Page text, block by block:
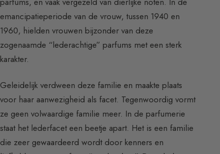
emancipatieperiode van de vrouw, tussen 1940 en
1960, hielden vrouwen bijzonder van deze
zogenaamde “lederachtige” parfums met een sterk
karakter.
Geleidelijk verdween deze familie en maakte plaats
voor haar aanwezigheid als facet. Tegenwoordig vormt
ze geen volwaardige familie meer. In de parfumerie
staat het lederfacet een beetje apart. Het is een familie
die zeer gewaardeerd wordt door kenners en